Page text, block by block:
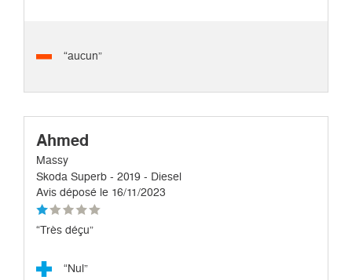
“aucun”
Ahmed
Massy
Skoda Superb - 2019 - Diesel
Avis déposé le 16/11/2023
“Très déçu”
“Nul”